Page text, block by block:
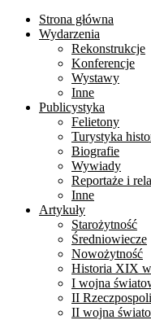
Strona główna
Wydarzenia
Rekonstrukcje
Konferencje
Wystawy
Inne
Publicystyka
Felietony
Turystyka
Biografie
Wywiady
Reportaże i
Inne
Artykuły
Starożytność
Średniowiecze
Nowożytność
Historia XIX
I wojna
II
II wojna